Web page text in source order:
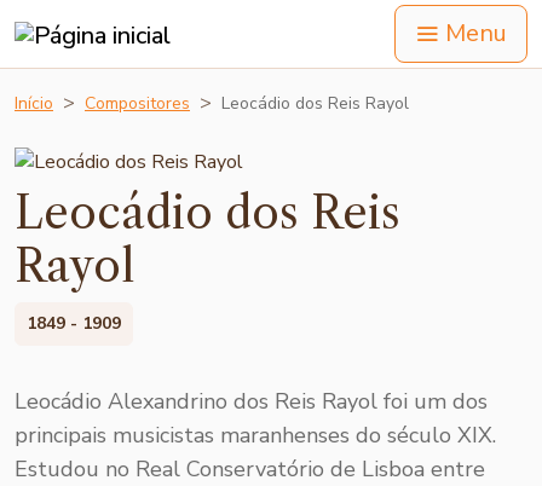
Menu
Início Compositores Leocádio dos Reis Rayol
Leocádio dos Reis
Rayol
1849 - 1909
Leocádio Alexandrino dos Reis Rayol foi um dos
principais musicistas maranhenses do século XIX.
Estudou no Real Conservatório de Lisboa entre